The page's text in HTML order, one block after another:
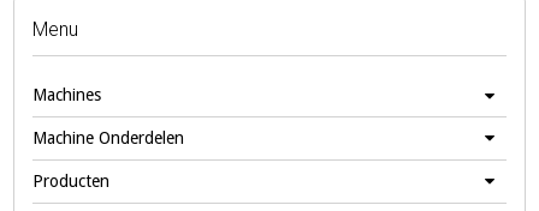
Menu
Machines
Machine Onderdelen
Producten